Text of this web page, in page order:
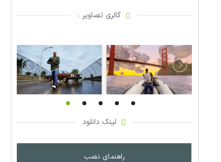
گالری تصاویر :
لینک دانلود
راهنمای نصب